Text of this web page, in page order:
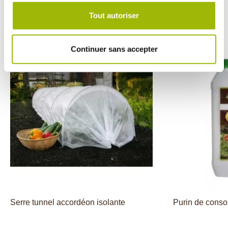
Tout autoriser
Continuer sans accepter
de
Serre tunnel accordéon isolante Purin de